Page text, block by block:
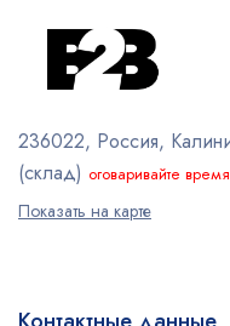
236022, Россия,
(склад) оговаривайте
Показать на карте